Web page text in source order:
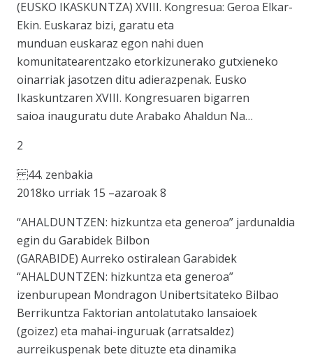
(EUSKO IKASKUNTZA) XVIII. Kongresua: Geroa Elkar-
Ekin. Euskaraz bizi, garatu eta
munduan euskaraz egon nahi duen
komunitatearentzako etorkizunerako gutxieneko
oinarriak jasotzen ditu adierazpenak. Eusko
Ikaskuntzaren XVIII. Kongresuaren bigarren
saioa inauguratu dute Arabako Ahaldun Na…
2
44. zenbakia
2018ko urriak 15 –azaroak 8
“AHALDUNTZEN: hizkuntza eta generoa” jardunaldia
egin du Garabidek Bilbon
(GARABIDE) Aurreko ostiralean Garabidek
“AHALDUNTZEN: hizkuntza eta generoa”
izenburupean Mondragon Unibertsitateko Bilbao
Berrikuntza Faktorian antolatutako lansaioek
(goizez) eta mahai-inguruak (arratsaldez)
aurreikuspenak bete dituzte eta dinamika